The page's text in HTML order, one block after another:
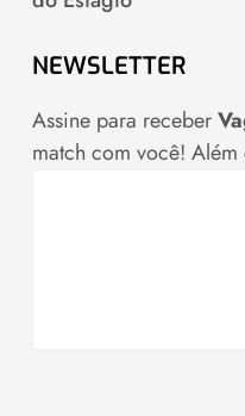
NEWSLETTER
Assine para receber
match com você! Além